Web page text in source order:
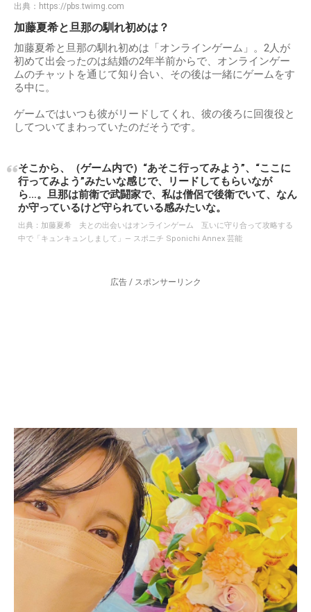
出典： https://pbs.twimg.com
加藤夏希と旦那の馴れ初めは？
加藤夏希と旦那の馴れ初めは「オンラインゲーム」。2人が
初めて出会ったのは結婚の2年半前からで、オンラインゲー
ムのチャットを通じて知り合い、その後は一緒にゲームをす
る中に。
ゲームではいつも彼がリードしてくれ、彼の後ろに回復役と
してついてまわっていたのだそうです。
そこから、（ゲーム内で）“あそこ行ってみよう”、“ここに
行ってみよう”みたいな感じで、リードしてもらいなが
ら…。旦那は前衛で武闘家で、私は僧侶で後衛でいて、なん
か守っているけど守られている感みたいな。
出典： 加藤夏希 夫との出会いはオンラインゲーム 互いに守り合って攻略する
中で「キュンキュンしまして」― スポニチ Sponichi Annex 芸能
広告 / スポンサーリンク